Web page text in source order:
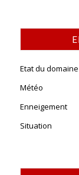
Etat du domaine
Météo
Enneigement
Situation